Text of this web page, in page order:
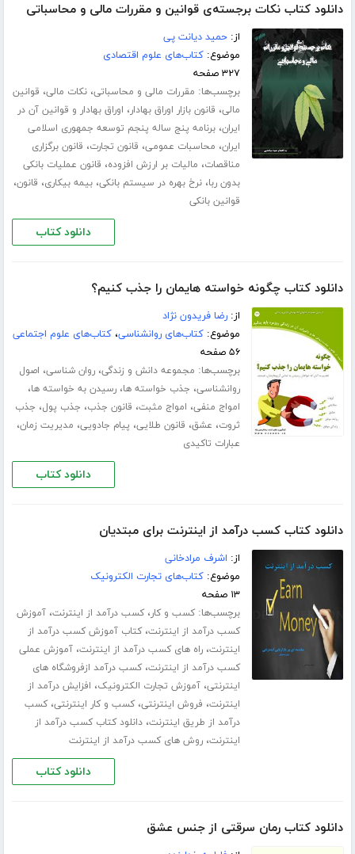
دانلود کتاب نکات برجسته‌ی قوانین و مقررات مالی و محاسباتی
از:حمید دیانت پی
موضوع:کتاب‌های علوم اقتصادی
۳۲۷ صفحه
برچسب‌ها: مقررات مالی و محاسباتی،نکات مالی، قوانین
مالی، قانون بازار اوراق بهادار، اوراق بهادار و قوانین آن در
ایران،برنامه پنج ساله پنجم توسعه جمهوری اسلامی
ایران، محاسبات عمومی، قانون تجارت، قانون برگزاری
مناقصات، مالیات بر ارزش افزوده، قانون عملیات بانکی
بدون ربا،نرخ بهره در سیستم بانکی،بیمه بیکاری، قانون،
قوانین بانکی
دانلود کتاب
دانلود کتاب چگونه خواسته هایمان را جذب کنیم؟
از:رضا فریدون نژاد
موضوع:کتاب‌های روانشناسی،کتاب‌های علوم اجتماعی
۵۶ صفحه
برچسب‌ها: مجموعه دانش و زندگی،روان شناسی، اصول
روانشناسی، جذب خواسته ها،رسیدن به خواسته ها،
امواج منفی، امواج مثبت، قانون جذب، جذب پول، جذب
ثروت، عشق، قانون طلایی، پیام جادویی، مدیریت زمان،
عبارات تاکیدی
دانلود کتاب
دانلود کتاب کسب درآمد از اینترنت برای مبتدیان
از: اشرف مرادخانی
موضوع:کتاب‌های تجارت الکترونیک
۱۳ صفحه
برچسب‌ها:کسب و کار،کسب درآمد از اینترنت،آموزش
کسب درآمد از اینترنت،کتاب آموزش کسب درآمد از
اینترنت،راه های کسب درآمد از اینترنت،آموزش عملی
کسب درآمد از اینترنت،کسب درآمد ازفروشگاه های
اینترنتی،آموزش تجارت الکترونیک، افزایش درآمد از
اینترنت، فروش اینترنتی،کسب و کار اینترنتی،کسب
درآمد از طریق اینترنت،دانلود کتاب کسب درآمد از
اینترنت،روش های کسب درآمد از اینترنت
دانلود کتاب
دانلود کتاب رمان سرقتی از جنس عشق